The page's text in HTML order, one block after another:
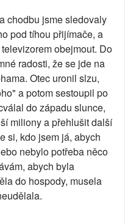
chodbu jsme sledovaly
pod tíhou přijímače, a
obejmout. Do
radosti, že se jde na
Otec uronil slzu,
a potom sestoupil po
do západu slunce,
miliony a přehlušit další
si, kdo jsem já, abych
nebylo potřeba něco
abych byla
do hospody, musela